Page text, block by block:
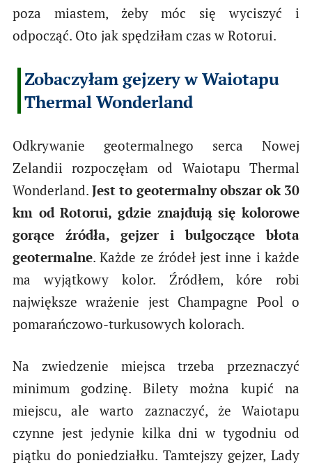
poza miastem, żeby móc się wyciszyć i
odpocząć. Oto jak spędziłam czas w Rotorui.
Zobaczyłam gejzery w Waiotapu
Thermal Wonderland
Odkrywanie geotermalnego serca Nowej
Zelandii rozpoczęłam od Waiotapu Thermal
Wonderland.Jest to geotermalny obszar ok 30
km od Rotorui, gdzie znajdują się kolorowe
gorące źródła, gejzer i bulgoczące błota
geotermalne. Każde ze źródeł jest inne i każde
ma wyjątkowy kolor. Źródłem, kóre robi
największe wrażenie jest Champagne Pool o
pomarańczowo-turkusowych kolorach.
Na zwiedzenie miejsca trzeba przeznaczyć
minimum godzinę. Bilety można kupić na
miejscu, ale warto zaznaczyć, że Waiotapu
czynne jest jedynie kilka dni w tygodniu od
piątku do poniedziałku. Tamtejszy gejzer, Lady